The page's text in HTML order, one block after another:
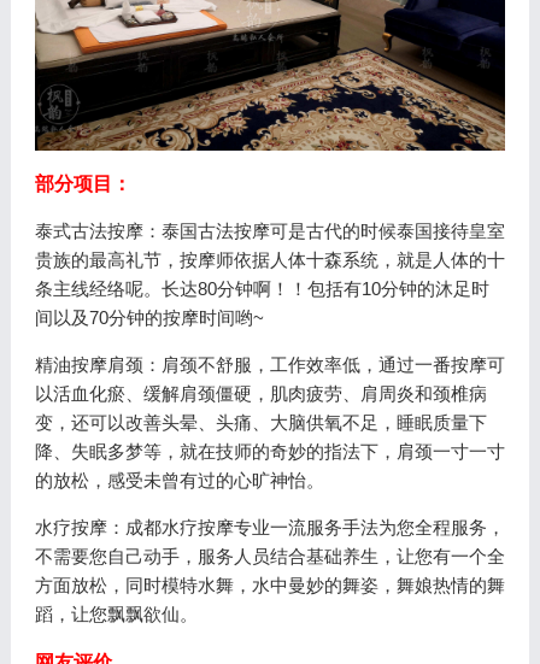
部分项目：
泰式古法按摩：泰国古法按摩可是古代的时候泰国接待皇室
贵族的最高礼节，按摩师依据人体十森系统，就是人体的十
条主线经络呢。长达80分钟啊！！包括有10分钟的沐足时
间以及70分钟的按摩时间哟~
精油按摩肩颈：肩颈不舒服，工作效率低，通过一番按摩可
以活血化瘀、缓解肩颈僵硬，肌肉疲劳、肩周炎和颈椎病
变，还可以改善头晕、头痛、大脑供氧不足，睡眠质量下
降、失眠多梦等，就在技师的奇妙的指法下，肩颈一寸一寸
的放松，感受未曾有过的心旷神怡。
水疗按摩：成都水疗按摩专业一流服务手法为您全程服务，
不需要您自己动手，服务人员结合基础养生，让您有一个全
方面放松，同时模特水舞，水中曼妙的舞姿，舞娘热情的舞
蹈，让您飘飘欲仙。